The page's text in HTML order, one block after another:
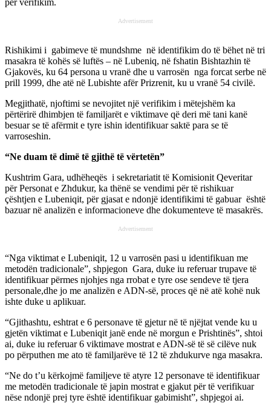
Advertisement
Rishikimi i gabimeve të mundshme në identifikim do të bëhet në tri
masakra të kohës së luftës – në Lubeniq, në fshatin Bishtazhin të
Gjakovës, ku 64 persona u vranë dhe u varrosën nga forcat serbe në
prill 1999, dhe atë në Lubishte afër Prizrenit, ku u vranë 54 civilë.
Megjithatë, njoftimi se nevojitet një verifikim i mëtejshëm ka
përtërirë dhimbjen të familjarët e viktimave që deri më tani kanë
besuar se të afërmit e tyre ishin identifikuar saktë para se të
varroseshin.
“Ne duam të dimë të gjithë të vërtetën”
Kushtrim Gara, udhëheqës i sekretariatit të Komisionit Qeveritar
për Personat e Zhdukur, ka thënë se vendimi për të rishikuar
çështjen e Lubeniqit, për gjasat e ndonjë identifikimi të gabuar është
bazuar në analizën e informacioneve dhe dokumenteve të masakrës.
Advertisement
“Nga viktimat e Lubeniqit, 12 u varrosën pasi u identifikuan me
metodën tradicionale”, shpjegon Gara, duke iu referuar trupave të
identifikuar përmes njohjes nga rrobat e tyre ose sendeve të tjera
personale,dhe jo me analizën e ADN-së, proces që në atë kohë nuk
ishte duke u aplikuar.
“Gjithashtu, eshtrat e 6 personave të gjetur në të njëjtat vende ku u
gjetën viktimat e Lubeniqit janë ende në morgun e Prishtinës”, shtoi
ai, duke iu referuar 6 viktimave mostrat e ADN-së të së cilëve nuk
po përputhen me ato të familjarëve të 12 të zhdukurve nga masakra.
“Ne do t’u kërkojmë familjeve të atyre 12 personave të identifikuar
me metodën tradicionale të japin mostrat e gjakut për të verifikuar
nëse ndonjë prej tyre është identifikuar gabimisht”, shpjegoi ai.